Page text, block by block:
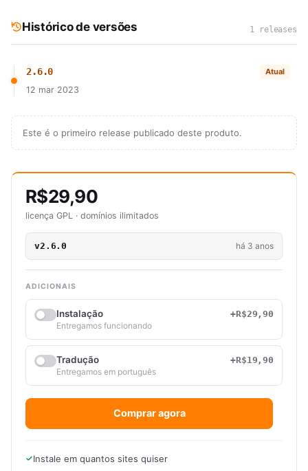
Histórico de versões 1 releases
2.6.0 Atual
12 mar 2023
Este é o primeiro release publicado deste produto.
R$29,90
licença GPL · domínios ilimitados
v2.6.0 há 3 anos
ADICIONAIS
Instalação
+R$29,90
Entregamos funcionando
Tradução
+R$19,90
Entregamos em português
Comprar agora
Instale em quantos sites quiser